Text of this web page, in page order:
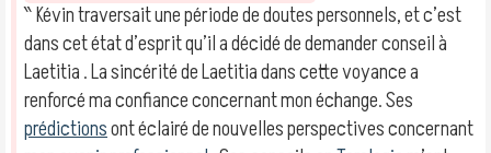
‶ Kévin traversait une période de doutes personnels, et c’est
dans cet état d’esprit qu’il a décidé de demander conseil à
Laetitia . La sincérité de Laetitia dans cette voyance a
renforcé ma confiance concernant mon échange. Ses
prédictionsont éclairé de nouvelles perspectives concernant